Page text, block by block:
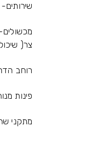
צר(
רוחב
פינות
מתקני